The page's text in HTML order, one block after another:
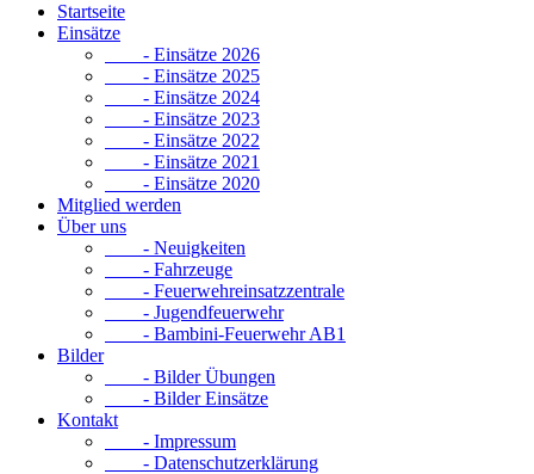
Startseite
Einsätze
- Einsätze 2026
- Einsätze 2025
- Einsätze 2024
- Einsätze 2023
- Einsätze 2022
- Einsätze 2021
- Einsätze 2020
Mitglied werden
Über uns
- Neuigkeiten
- Fahrzeuge
- Feuerwehreinsatzzentrale
- Jugendfeuerwehr
- Bambini-Feuerwehr AB1
Bilder
- Bilder Übungen
- Bilder Einsätze
Kontakt
- Impressum
- Datenschutzerklärung